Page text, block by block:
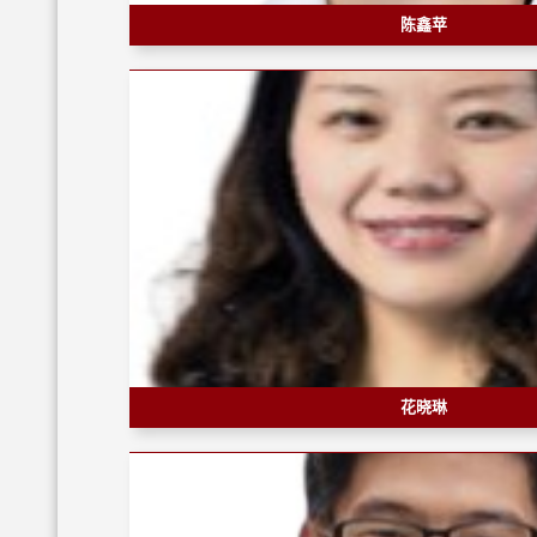
陈鑫苹
花晓琳